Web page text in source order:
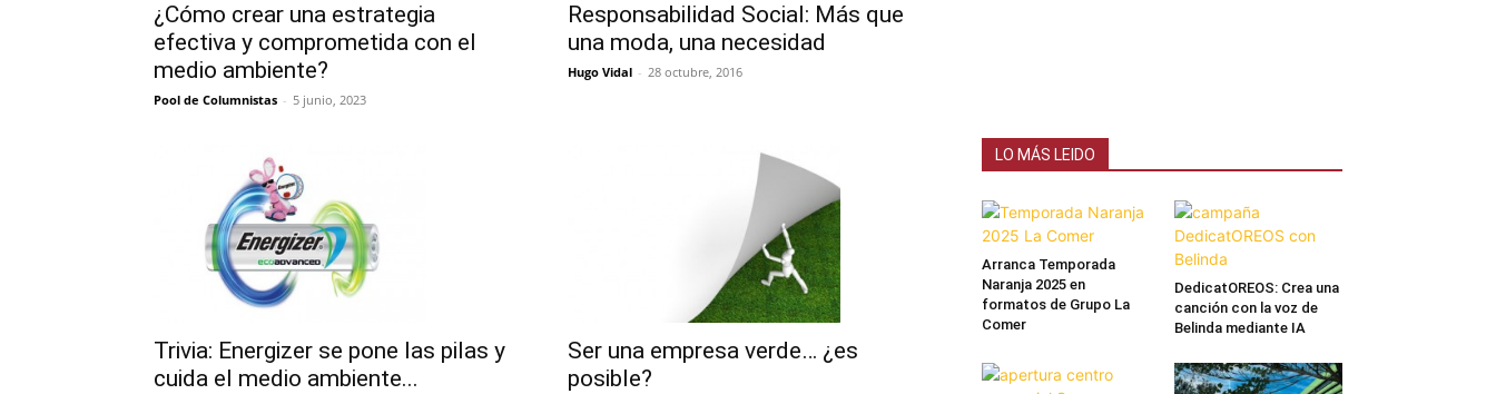
¿Cómo crear una estrategia
efectiva y comprometida con el
medio ambiente?
Pool de Columnistas - 5 junio, 2023
Responsabilidad Social: Más que
una moda, una necesidad
Hugo Vidal - 28 octubre, 2016
Trivia: Energizer se pone las pilas y
cuida el medio ambiente...
Ser una empresa verde… ¿es
posible?
LO MÁS LEIDO
Arranca Temporada
Naranja 2025 en
formatos de Grupo La
Comer
DedicatOREOS: Crea una
canción con la voz de
Belinda mediante IA